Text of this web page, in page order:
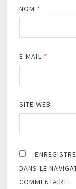
NOM *
E-MAIL *
SITE WEB
DANS LE
COMMENTAIRE.